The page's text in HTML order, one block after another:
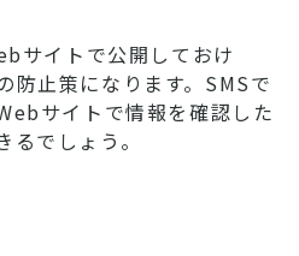
サイトで公開しておけ
防止策になります。SMSで
サイトで情報を確認した
でしょう。